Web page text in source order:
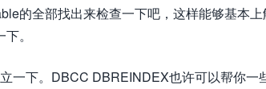
的全部找出来检查一下吧，这样能够基本上
。
一下。DBCC DBREINDEX也许可以帮你一